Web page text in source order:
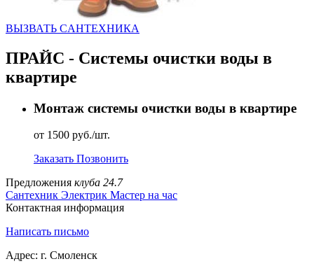
ВЫЗВАТЬ CАНТЕХНИКА
ПРАЙС - Системы очистки воды в
квартире
Монтаж системы очистки воды в квартире
от 1500 руб./шт.
Заказать Позвонить
Предложения клуба 24.7
Сантехник Электрик Мастер на час
Контактная информация
Написать письмо
Адрес: г. Смоленск